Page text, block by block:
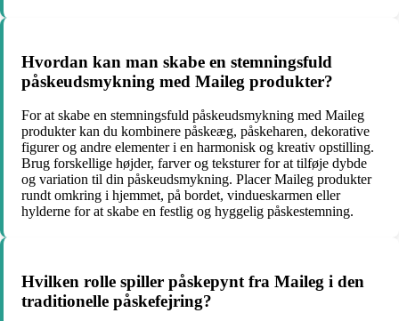
Hvordan kan man skabe en stemningsfuld
påskeudsmykning med Maileg produkter?
For at skabe en stemningsfuld påskeudsmykning med Maileg
produkter kan du kombinere påskeæg, påskeharen, dekorative
figurer og andre elementer i en harmonisk og kreativ opstilling.
Brug forskellige højder, farver og teksturer for at tilføje dybde
og variation til din påskeudsmykning. Placer Maileg produkter
rundt omkring i hjemmet, på bordet, vindueskarmen eller
hylderne for at skabe en festlig og hyggelig påskestemning.
Hvilken rolle spiller påskepynt fra Maileg i den
traditionelle påskefejring?